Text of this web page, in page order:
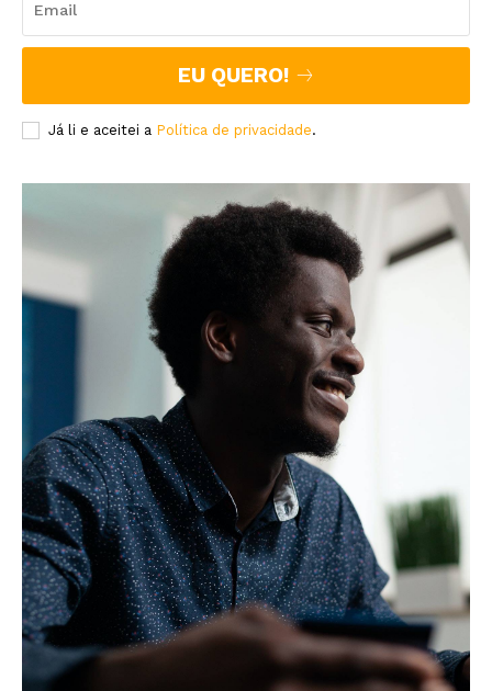
EU QUERO!
Já li e aceitei a Política de privacidade.